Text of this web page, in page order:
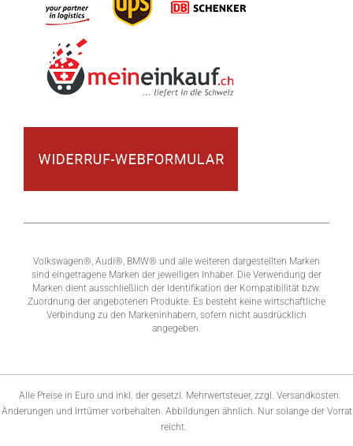
Volkswagen®, Audi®, BMW® und alle weiteren dargestellten Marken
sind eingetragene Marken der jeweiligen Inhaber. Die Verwendung der
Marken dient ausschließlich der Identifikation der Kompatibilität bzw.
Zuordnung der angebotenen Produkte. Es besteht keine wirtschaftliche
Verbindung zu den Markeninhabern, sofern nicht ausdrücklich
angegeben.
Alle Preise in Euro und inkl. der gesetzl. Mehrwertsteuer, zzgl. Versandkosten.
Änderungen und Irrtümer vorbehalten. Abbildungen ähnlich. Nur solange der Vorrat
reicht.